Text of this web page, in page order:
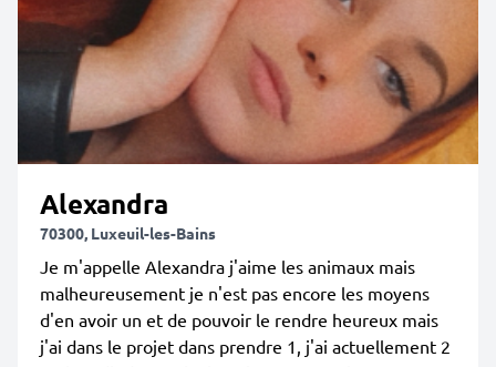
Alexandra
70300, Luxeuil-les-Bains
Je m'appelle Alexandra j'aime les animaux mais
malheureusement je n'est pas encore les moyens
d'en avoir un et de pouvoir le rendre heureux mais
j'ai dans le projet dans prendre 1, j'ai actuellement 2